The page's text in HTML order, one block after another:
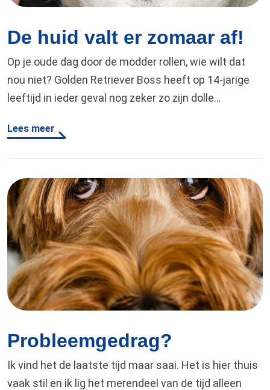
De huid valt er zomaar af!
Op je oude dag door de modder rollen, wie wilt dat
nou niet? Golden Retriever Boss heeft op 14-jarige
leeftijd in ieder geval nog zeker zo zijn dolle
moet plaatsvinden neemt hij dan natuurlijk maar
Lees meer
Probleemgedrag?
Ik vind het de laatste tijd maar saai. Het is hier thuis
vaak stil en ik lig het merendeel van de tijd alleen